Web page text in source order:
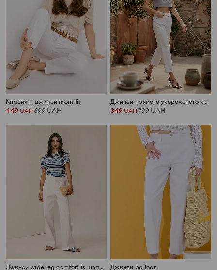
Класичні джинси mom fit
449 UAH 699UAH
Джинси прямого укороченого крою
349 UAH 799UAH
Джинси wide leg comfort із швами Джинси balloon